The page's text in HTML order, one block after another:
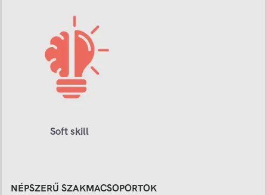
Soft skill
NÉPSZERŰ SZAKMACSOPORTOK